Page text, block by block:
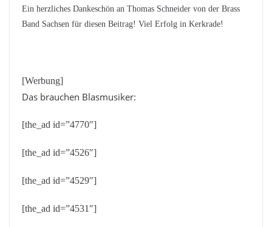
Ein herzliches Dankeschön an Thomas Schneider von der Brass
Band Sachsen für diesen Beitrag! Viel Erfolg in Kerkrade!
[Werbung]
Das brauchen Blasmusiker:
[the_ad id=”4770″]
[the_ad id=”4526″]
[the_ad id=”4529″]
[the_ad id=”4531″]